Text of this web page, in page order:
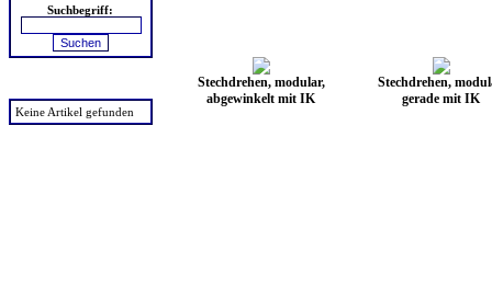
Suchbegriff:
Keine Artikel gefunden
Stechdrehen, modular,
abgewinkelt mit IK
Stechdrehen,
gerade mit IK